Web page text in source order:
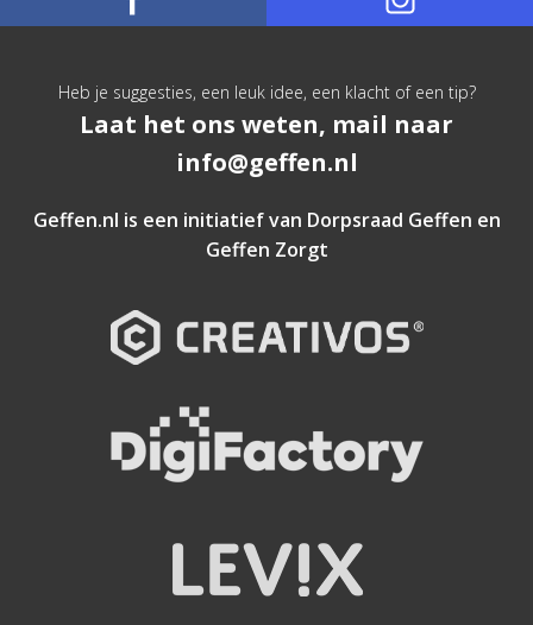
Heb je suggesties, een leuk idee, een klacht of een tip?
Laat het ons weten, mail naar
info@geffen.nl
Geffen.nl is een initiatief van Dorpsraad Geffen en
Geffen Zorgt